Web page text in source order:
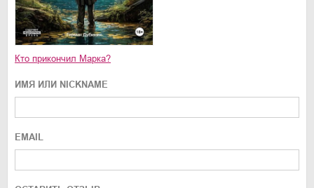
Кто прикончил Марка?
ИМЯ ИЛИ NICKNAME
EMAIL